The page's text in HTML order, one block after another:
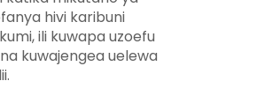
hivi karibuni
ili kuwapa uzoefu
kuwajengea uelewa